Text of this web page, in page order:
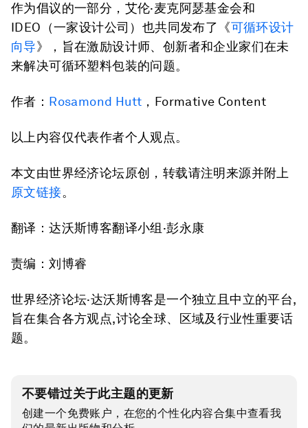
作为倡议的一部分，艾伦·麦克阿瑟基金会和
IDEO（一家设计公司）也共同发布了《可循环设计
向导》，旨在激励设计师、创新者和企业家们在未
来解决可循环塑料包装的问题。
作者： Rosamond Hutt ，Formative Content
以上内容仅代表作者个人观点。
本文由世界经济论坛原创，转载请注明来源并附上
原文链接。
翻译：达沃斯博客翻译小组·彭永康
责编：刘博睿
世界经济论坛·达沃斯博客是一个独立且中立的平台,
旨在集合各方观点,讨论全球、区域及行业性重要话
题。
不要错过关于此主题的更新
创建一个免费账户，在您的个性化内容合集中查看我